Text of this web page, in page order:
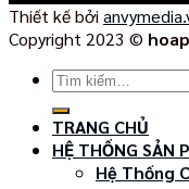
Thiết kế bởi
Copyright 2023 ©
Tìm
kiếm:
TRANG CHỦ
HỆ THỐNG SẢN
Hệ Thống